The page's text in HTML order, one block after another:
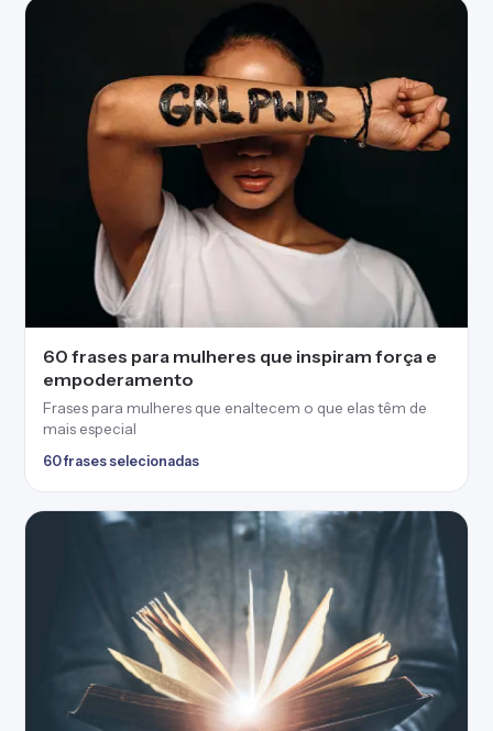
60 frases para mulheres que inspiram força e
empoderamento
Frases para mulheres que enaltecem o que elas têm de
mais especial
60 frases selecionadas